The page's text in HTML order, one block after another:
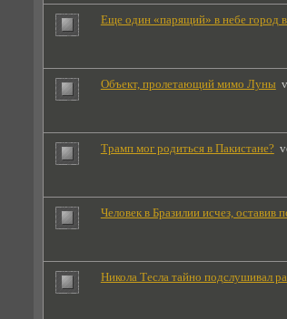
Еще один «парящий» в небе город
Oбъект, пролетающий мимо Луны
Трамп мог родиться в Пакистане?
Человек в Бразилии исчез, оставив
Никола Тесла тайно подслушивал